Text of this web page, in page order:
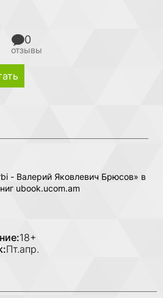
0
отзывы
- Валерий Яковлевич Брюсов» в
ubook.ucom.am
18+
Пт.апр.